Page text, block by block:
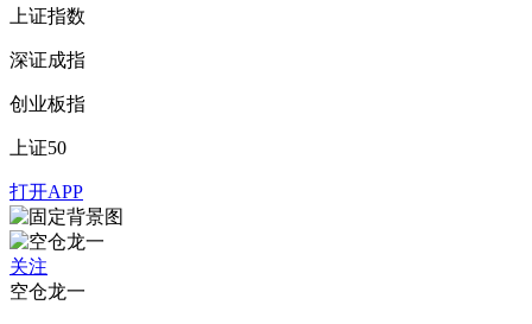
上证指数
深证成指
创业板指
上证50
打开APP
关注
空仓龙一